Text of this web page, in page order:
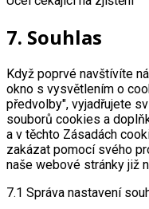
Consent
to
ostatní
7. Souhlas
Když poprvé navštívíte
okno s vysvětlením o
předvolby", vyjadřujete
souborů cookies a
a v těchto Zásadách
zakázat pomocí svého
naše webové stránky již
7.1 Správa nastavení